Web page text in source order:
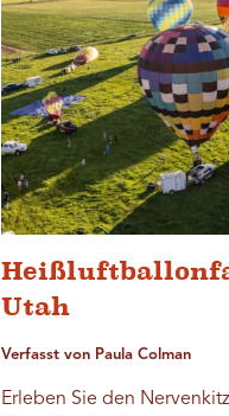
Utah
Verfasst von Paula Colman
Erleben Sie den